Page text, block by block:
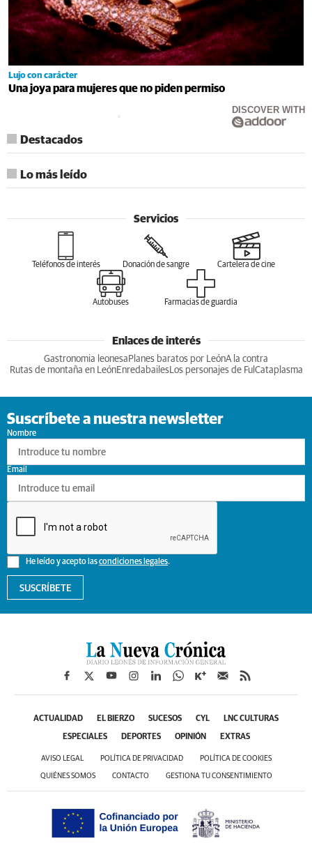
Lujo con carácter
Una joya para mujeres que no piden permiso
DISCOVER WITH
Destacados
Lo más leído
Servicios
Teléfonos de interés Donación de sangre Cartelera de cine
Autobuses Farmacias de guardia
Enlaces de interés
Gastronomia leonesa Planes baratos por LeónA la contra
Rutas de montaña en LeónEnredabailesLos personajes de Ful Cataplasma
Suscríbete a nuestra newsletter
Nombre
He leído y acepto lascondiciones legales.
Email
SUSCRÍBETE
ACTUALIDAD EL BIERZO SUCESOS CYL LNC CULTURAS
ESPECIALES DEPORTES OPINIÓN EXTRAS
AVISO LEGAL POLÍTICA DE PRIVACIDAD POLÍTICA DE COOKIES
QUIÉNES SOMOS CONTACTO GESTIONA TU CONSENTIMIENTO